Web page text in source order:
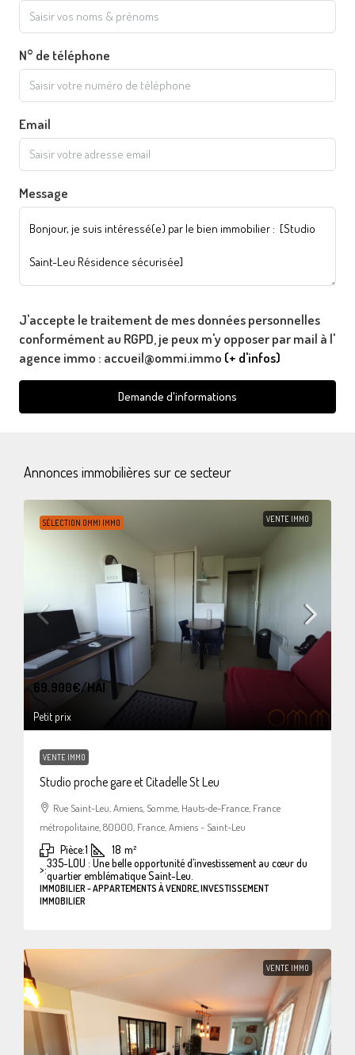
N° de téléphone
Email
Message
J'accepte le traitement de mes données personnelles
conformément au RGPD, je peux m'y opposer par mail à l'
agence immo : accueil@ommi.immo (+ d'infos)
Demande d'informations
Annonces immobilières sur ce secteur
SÉLECTION OMMI IMMO VENTE IMMO
69.900€/HAI
Petit prix
VENTE IMMO
Studio proche gare et Citadelle St Leu
Rue Saint-Leu, Amiens, Somme, Hauts-de-France, France
métropolitaine, 80000, France, Amiens - Saint-Leu
Pièce:1 18 m²
>:335-LOU : Une belle opportunité d’investissement au cœur du
quartier emblématique Saint-Leu.
IMMOBILIER - APPARTEMENTS À VENDRE, INVESTISSEMENT
IMMOBILIER
VENTE IMMO